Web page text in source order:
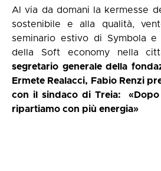
Al via da domani la kermesse
sostenibile e alla qualità,
seminario estivo di Symbola e
della Soft economy nella
segretario generale della
Ermete Realacci, Fabio Renzi
con il sindaco di Treia:
ripartiamo con più energia»